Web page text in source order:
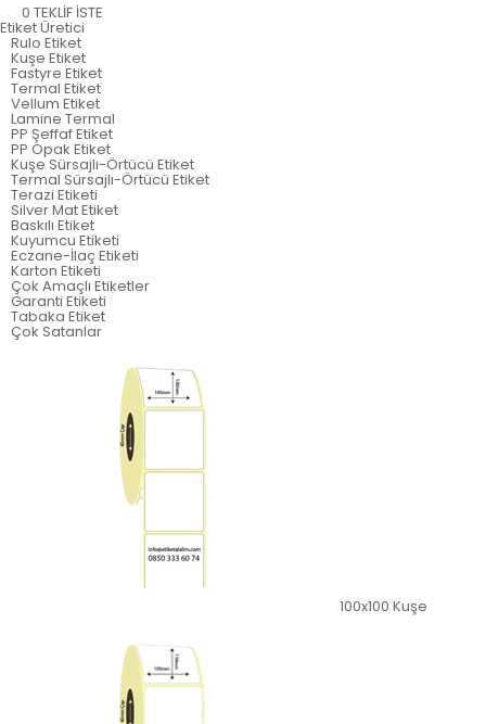
0 TEKLİF İSTE
EtiketÜretici
Rulo Etiket
Kuşe Etiket
Fastyre Etiket
Termal Etiket
Vellum Etiket
Lamine Termal
PP Şeffaf Etiket
PP Opak Etiket
Kuşe Sürsajlı-Örtücü Etiket
Termal Sürsajlı-Örtücü Etiket
Terazi Etiketi
Silver Mat Etiket
Baskılı Etiket
Kuyumcu Etiketi
Eczane-İlaç Etiketi
Karton Etiketi
Çok Amaçlı Etiketler
Garanti Etiketi
Tabaka Etiket
Çok Satanlar
100x100 Kuşe